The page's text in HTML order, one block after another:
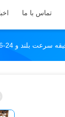
تماس با ما